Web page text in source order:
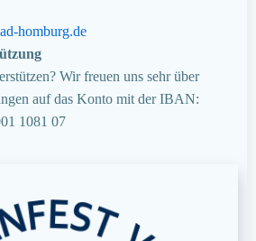
homburg.de
Wir freuen uns sehr über
auf das Konto mit der IBAN:
1081 07